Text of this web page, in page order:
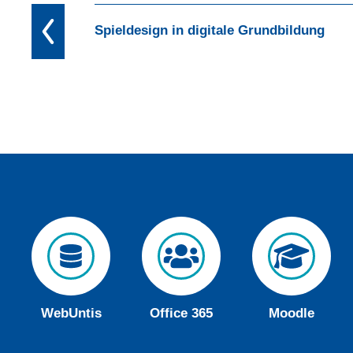
Spieldesign in digitale Grundbildung
WebUntis Office 365 Moodle